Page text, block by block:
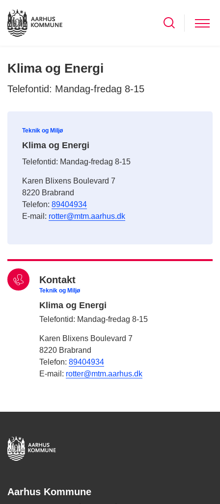
Klima og Energi
Telefontid: Mandag-fredag 8-15
Teknik og Miljø
Klima og Energi
Telefontid: Mandag-fredag 8-15
Karen Blixens Boulevard 7
8220 Brabrand
Telefon: 89404934
E-mail: rotter@mtm.aarhus.dk
Kontakt
Teknik og Miljø
Klima og Energi
Telefontid: Mandag-fredag 8-15
Karen Blixens Boulevard 7
8220 Brabrand
Telefon: 89404934
E-mail: rotter@mtm.aarhus.dk
Aarhus Kommune